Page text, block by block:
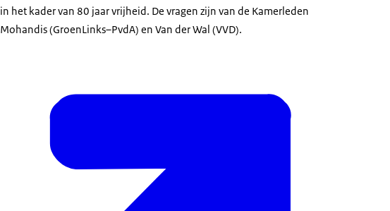
in het kader van 80 jaar vrijheid. De vragen zijn van de Kamerleden
Mohandis (GroenLinks–PvdA) en Van der Wal (VVD).